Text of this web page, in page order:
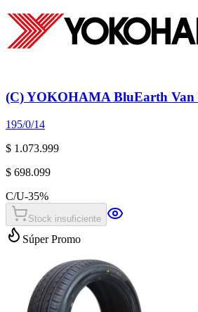
(C) YOKOHAMA BluEarth Van
195/0/14
$ 1.073.999
$ 698.099
C/U-35%
Stock insuficiente
Súper Promo